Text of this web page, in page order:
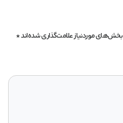
بخش‌های موردنیاز علامت‌گذاری شده‌اند*